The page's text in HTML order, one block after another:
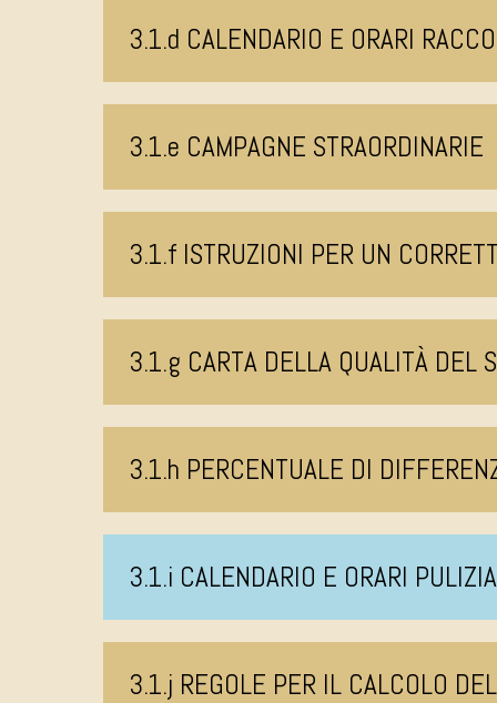
3.1.d CALENDARIO E ORARI
3.1.e CAMPAGNE STRAORDINARIE
3.1.f ISTRUZIONI PER UN
3.1.g CARTA DELLA QUALITÀ DEL
3.1.h PERCENTUALE DI
3.1.i CALENDARIO E ORARI
3.1.j REGOLE PER IL CALCOLO